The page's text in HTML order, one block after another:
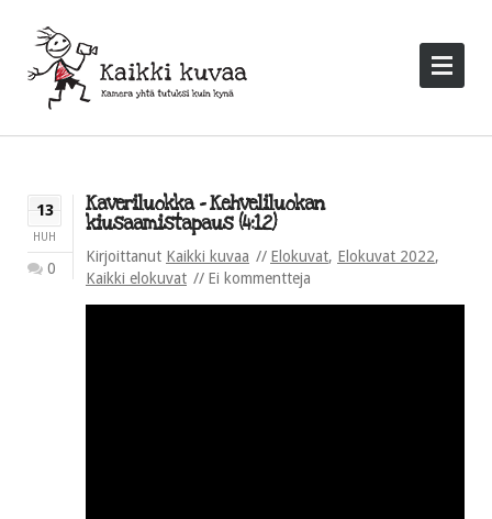
13
HUH
0
Kaveriluokka – Kehveliluokan
kiusaamistapaus (4:12)
Kirjoittanut Kaikki kuvaa Elokuvat, Elokuvat 2022,
Kaikki elokuvat
Ei kommentteja